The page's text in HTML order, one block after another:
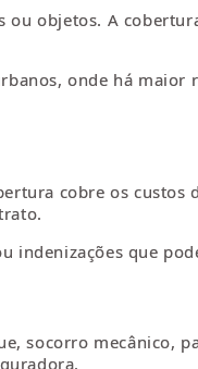
objetos. A
onde há
cobre os
indenizações que
socorro mecânico,